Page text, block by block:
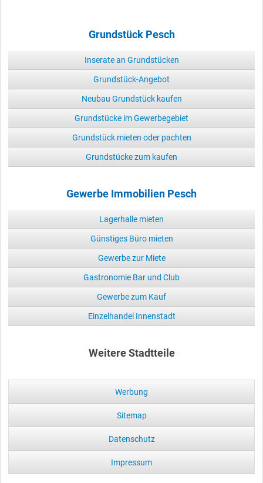
Grundstück Pesch
Inserate an Grundstücken
Grundstück-Angebot
Neubau Grundstück kaufen
Grundstücke im Gewerbegebiet
Grundstück mieten oder pachten
Grundstücke zum kaufen
Gewerbe Immobilien Pesch
Lagerhalle mieten
Günstiges Büro mieten
Gewerbe zur Miete
Gastronomie Bar und Club
Gewerbe zum Kauf
Einzelhandel Innenstadt
Weitere Stadtteile
Werbung
Sitemap
Datenschutz
Impressum